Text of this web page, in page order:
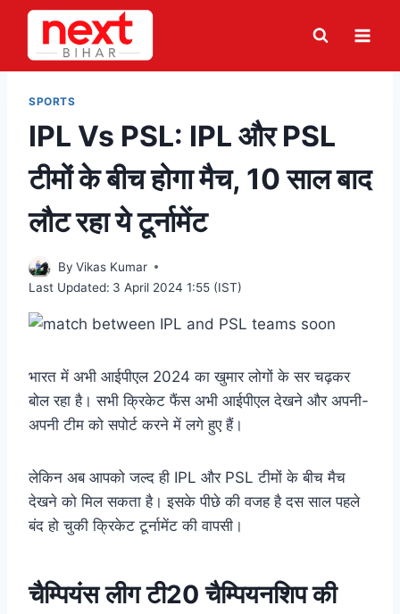
Skip
content
SPORTS
IPL Vs PSL: IPL और PSL
टीमों के बीच होगा मैच, 10 साल बाद
लौट रहा ये टूर्नामेंट
By Vikas Kumar
Last Updated: 3 April 2024 1:55 (IST)
भारत में अभी आईपीएल 2024 का खुमार लोगों के सर चढ़कर
बोल रहा है। सभी क्रिकेट फैंस अभी आईपीएल देखने और अपनी-
अपनी टीम को सपोर्ट करने में लगे हुए हैं।
लेकिन अब आपको जल्द ही IPL और PSL टीमों के बीच मैच
देखने को मिल सकता है। इसके पीछे की वजह है दस साल पहले
बंद हो चुकी क्रिकेट टूर्नामेंट की वापसी।
चैम्पियंस लीग टी20 चैम्पियनशिप की